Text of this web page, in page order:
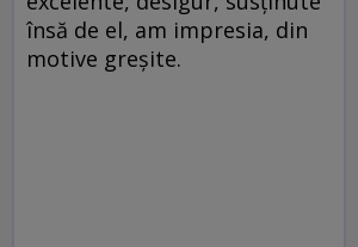
însă de el, am impresia, din
motive greșite.